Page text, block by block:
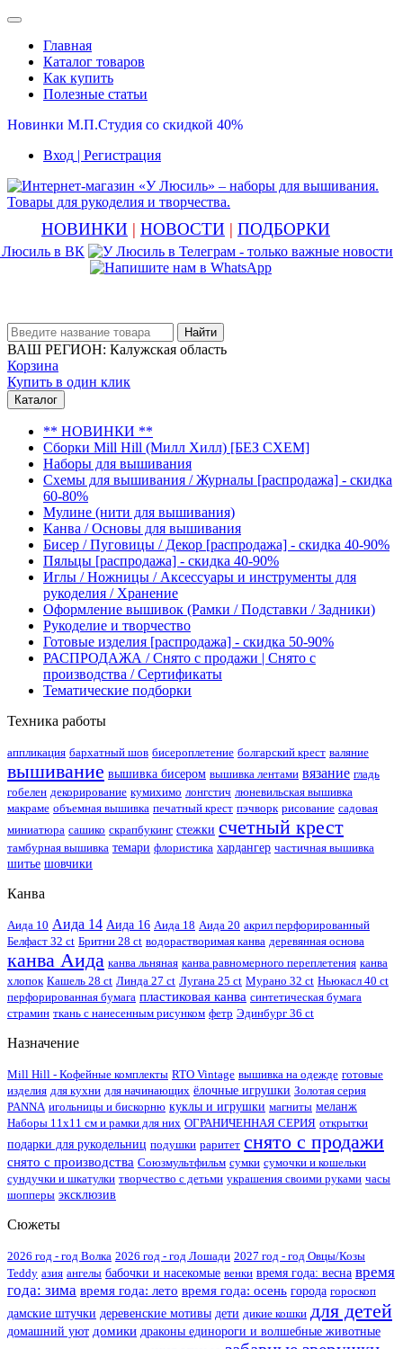
Главная
Каталог товаров
Как купить
Полезные статьи
Новинки М.П.Студия со скидкой 40%
Вход | Регистрация
НОВИНКИ | НОВОСТИ | ПОДБОРКИ
Найти
ВАШ РЕГИОН: Калужская область
Корзина
Купить в один клик
Каталог
** НОВИНКИ **
Сборки Mill Hill (Милл Хилл) [БЕЗ СХЕМ]
Наборы для вышивания
Схемы для вышивания / Журналы [распродажа] - скидка
60-80%
Мулине (нити для вышивания)
Канва / Основы для вышивания
Бисер / Пуговицы / Декор [распродажа] - скидка 40-90%
Пяльцы [распродажа] - скидка 40-90%
Иглы / Ножницы / Аксессуары и инструменты для
рукоделия / Хранение
Оформление вышивок (Рамки / Подставки / Задники)
Рукоделие и творчество
Готовые изделия [распродажа] - скидка 50-90%
РАСПРОДАЖА / Снято с продажи | Снято с
производства / Сертификаты
Тематические подборки
Техника работы
аппликация бархатный шов бисероплетение болгарский крест валяние
вышивание вышивка бисером вышивка лентами вязание гладь
гобелен декорирование кумихимо лонгстич люневильская вышивка
макраме объемная вышивка печатный крест пэчворк рисование садовая
миниатюра сашико скрапбукинг стежки счетный крест
тамбурная вышивка темари флористика хардангер частичная вышивка
шитье шовчики
Канва
Аида 10 Аида 14 Аида 16 Аида 18 Аида 20 акрил перфорированный
Белфаст 32 ct Бритни 28 ct водорастворимая канва деревянная основа
канва Аида канва льняная канва равномерного переплетения канва
хлопок Кашель 28 ct Линда 27 ct Лугана 25 ct Мурано 32 ct Ньюкасл 40 ct
перфорированная бумага пластиковая канва синтетическая бумага
страмин ткань с нанесенным рисунком фетр Эдинбург 36 ct
Назначение
Mill Hill - Кофейные комплекты RTO Vintage вышивка на одежде готовые
изделия для кухни для начинающих ёлочные игрушки Золотая серия
PANNA игольницы и бискорню куклы и игрушки магниты меланж
Наборы 11х11 см и рамки для них ОГРАНИЧЕННАЯ СЕРИЯ открытки
подарки для рукодельниц подушки раритет снято с продажи
снято с производства Союзмультфильм сумки сумочки и кошельки
сундучки и шкатулки творчество с детьми украшения своими руками часы
шопперы эксклюзив
Сюжеты
2026 год - год Волка 2026 год - год Лошади 2027 год - год Овцы/Козы
Teddy азия ангелы бабочки и насекомые венки время года: весна время
года: зима время года: лето время года: осень города гороскоп
дамские штучки деревенские мотивы дети дикие кошки для детей
домашний уют домики драконы единороги и волшебные животные